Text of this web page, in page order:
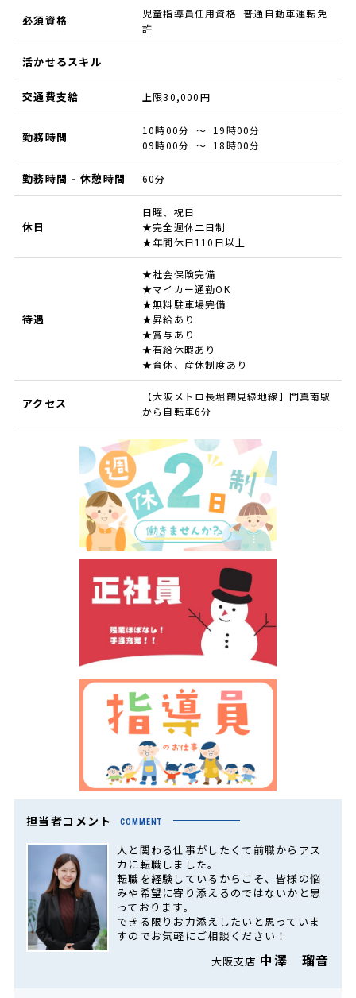
必須資格
児童指導員任用資格 普通自動車運転免
許
活かせるスキル
交通費支給 上限30,000円
勤務時間
10時00分 ～ 19時00分
09時00分 ～ 18時00分
勤務時間 - 休憩時間 60分
休日
日曜、祝日
★完全週休二日制
★年間休日110日以上
待遇
★社会保険完備
★マイカー通勤OK
★無料駐車場完備
★昇給あり
★賞与あり
★有給休暇あり
★育休、産休制度あり
アクセス
【大阪メトロ長堀鶴見緑地線】門真南駅
から自転車6分
担当者コメント COMMENT
人と関わる仕事がしたくて前職からアス
カに転職しました。
転職を経験しているからこそ、皆様の悩
みや希望に寄り添えるのではないかと思
っております。
できる限りお力添えしたいと思っていま
すのでお気軽にご相談ください！
大阪支店 中澤 瑠音